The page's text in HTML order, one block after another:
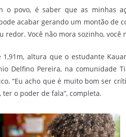
o povo, é saber que as minhas
acabar gerando um montão de
redor. Você não mora sozinho, você
altura que o estudante
Delfino Pereira, na comunidade
“Eu acho que é muito bom ser
o poder de fala”, completa.